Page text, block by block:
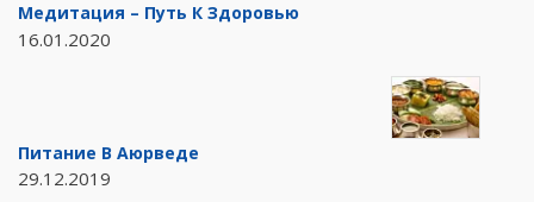
Медитация – Путь К Здоровью
16.01.2020
Питание В Аюрведе
29.12.2019